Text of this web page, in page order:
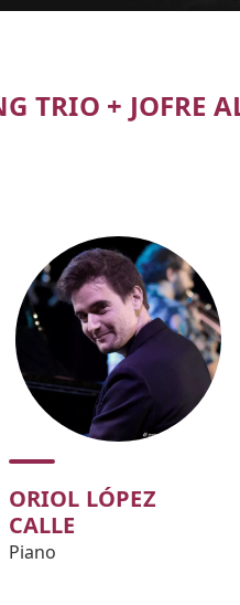
TRIO + JOFRE
ORIOL LÓPEZ
CALLE
Piano